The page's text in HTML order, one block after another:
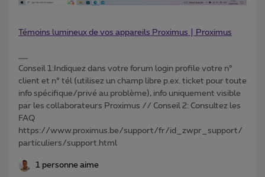
Témoins lumineux de vos appareils Proximus | Proximus
Conseil 1:Indiquez dans votre forum login profile votre n°
client et n° tél (utilisez un champ libre p.ex. ticket pour toute
info spécifique/privé au problème), info uniquement visible
par les collaborateurs Proximus // Conseil 2: Consultez les
FAQ
https://www.proximus.be/support/fr/id_zwpr_support/
particuliers/support.html
1 personne aime